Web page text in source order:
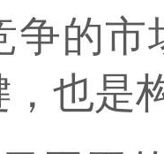
市
也是